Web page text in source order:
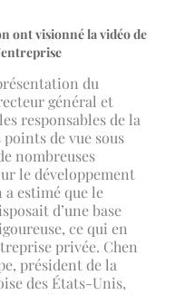
ont visionné la vidéo de
du
général et
responsables de la
de vue sous
nombreuses
le développement
a estimé que le
d’une base
ce qui en
privée. Chen
président de la
des États-Unis,